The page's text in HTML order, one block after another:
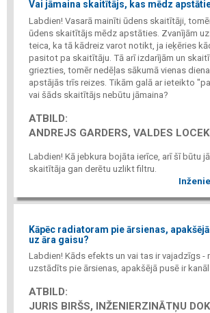
Vai jāmaina skaitītājs, kas mēdz
Labdien! Vasarā mainīti ūdens skaitītāji,
ūdens skaitītājs mēdz apstāties. Zvanījām
teica, ka tā kādreiz varot notikt, ja ieķēries
pasitot pa skaitītāju. Tā arī izdarījām un
griezties, tomēr nedēļas sākumā vienas
apstājās trīs reizes. Tikām galā ar ieteikto
vai šāds skaitītājs nebūtu jāmaina?
ATBILD:
ANDREJS GARDERS, VALDES
Labdien! Kā jebkura bojāta ierīce, arī šī būtu
skaitītāja gan derētu uzlikt filtru.
Kāpēc radiatoram pie ārsienas,
uz āra gaisu?
Labdien! Kāds efekts un vai tas ir vajadzīgs -
uzstādīts pie ārsienas, apakšējā pusē ir
ATBILD:
JURIS BIRŠS, INŽENIERZINĀTŅU